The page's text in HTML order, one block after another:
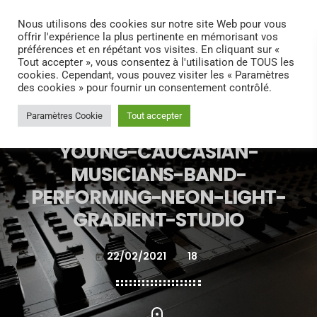
search menu
YOUNG-CAUCASIAN-
MUSICIANS-BAND-
PERFORMING-NEON-LIGHT-
GRADIENT-STUDIO
today 22/02/2021 18
Nous utilisons des cookies sur notre site Web pour vous
offrir l'expérience la plus pertinente en mémorisant vos
préférences et en répétant vos visites. En cliquant sur «
Tout accepter », vous consentez à l'utilisation de TOUS les
cookies. Cependant, vous pouvez visiter les « Paramètres
des cookies » pour fournir un consentement contrôlé.
Paramètres Cookie Tout accepter